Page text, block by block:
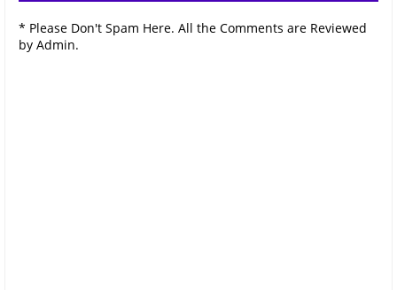
* Please Don't Spam Here. All the Comments are Reviewed
by Admin.